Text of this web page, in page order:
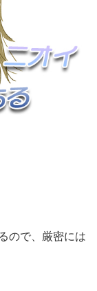
ので、厳密には